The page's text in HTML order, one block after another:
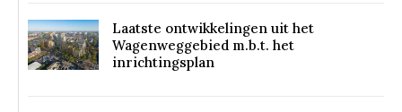
Laatste ontwikkelingen uit het
Wagenweggebied m.b.t. het
inrichtingsplan